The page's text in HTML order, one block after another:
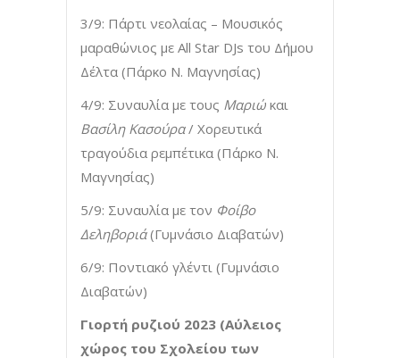
3/9: Πάρτι νεολαίας – Μουσικός
μαραθώνιος με All Star DJs του Δήμου
Δέλτα (Πάρκο Ν. Μαγνησίας)
4/9: Συναυλία με τους Μαριώ και
Βασίλη Κασούρα/ Χορευτικά
τραγούδια ρεμπέτικα (Πάρκο Ν.
Μαγνησίας)
5/9: Συναυλία με τον Φοίβο
Δεληβοριά(Γυμνάσιο Διαβατών)
6/9: Ποντιακό γλέντι (Γυμνάσιο
Διαβατών)
Γιορτή ρυζιού 2023 (Αύλειος
χώρος του Σχολείου των